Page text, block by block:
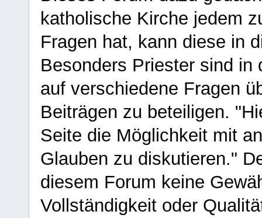
katholische Kirche jedem
Fragen hat, kann diese in
Besonders Priester sind in
auf verschiedene Fragen
Beiträgen zu beteiligen.
Seite die Möglichkeit mit
Glauben zu diskutieren."
diesem Forum keine
Vollständigkeit oder